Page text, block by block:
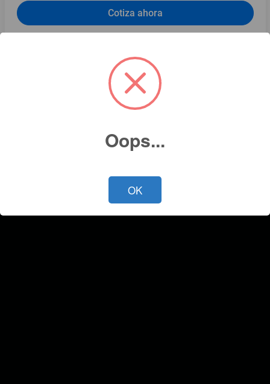
Cotiza ahora
Oops...
OK